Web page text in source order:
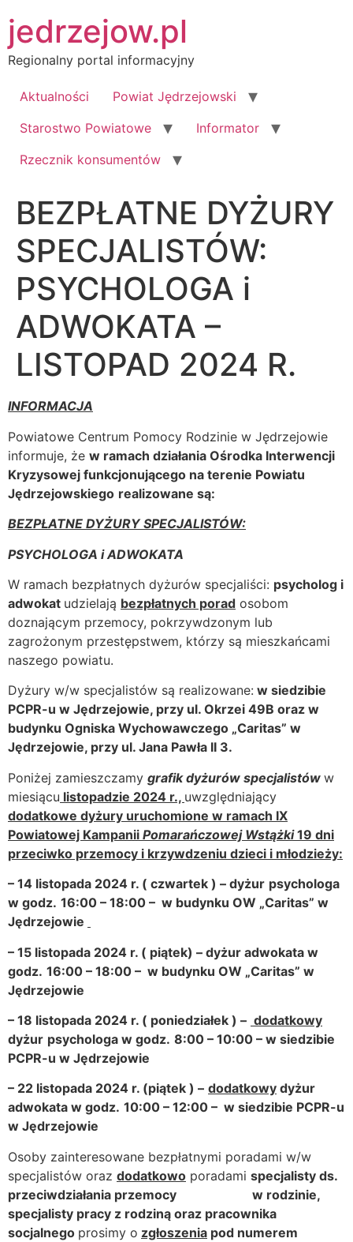
do
treści
jedrzejow.pl
Regionalny portal informacyjny
Aktualności
Powiat Jędrzejowski
Starostwo Powiatowe
Informator
Rzecznik konsumentów
BEZPŁATNE DYŻURY
SPECJALISTÓW:
PSYCHOLOGA i
ADWOKATA –
LISTOPAD 2024 R.
INFORMACJA
Powiatowe Centrum Pomocy Rodzinie w Jędrzejowie
informuje, że w ramach działania Ośrodka Interwencji
Kryzysowej funkcjonującego na terenie Powiatu
Jędrzejowskiego realizowane są:
BEZPŁATNE DYŻURY SPECJALISTÓW:
PSYCHOLOGA i ADWOKATA
W ramach bezpłatnych dyżurów specjaliści: psycholog i
adwokat udzielają bezpłatnych porad osobom
doznającym przemocy, pokrzywdzonym lub
zagrożonym przestępstwem, którzy są mieszkańcami
naszego powiatu.
Dyżury w/w specjalistów są realizowane: w siedzibie
PCPR-u w Jędrzejowie, przy ul. Okrzei 49B oraz w
budynku Ogniska Wychowawczego „Caritas” w
Jędrzejowie, przy ul. Jana Pawła II 3.
Poniżej zamieszczamy grafik dyżurów specjalistów w
miesiącu listopadzie 2024 r., uwzględniający
dodatkowe dyżury uruchomione w ramach IX
Powiatowej Kampanii Pomarańczowej Wstążki19 dni
przeciwko przemocy i krzywdzeniu dzieci i młodzieży:
– 14 listopada 2024 r. ( czwartek ) – dyżur psychologa
w godz. 16:00 – 18:00 – w budynku OW „Caritas” w
Jędrzejowie
– 15 listopada 2024 r. ( piątek) – dyżur adwokata w
godz. 16:00 – 18:00 – w budynku OW „Caritas” w
Jędrzejowie
– 18 listopada 2024 r. ( poniedziałek ) – dodatkowy
dyżur psychologa w godz. 8:00 – 10:00 – w siedzibie
PCPR-u w Jędrzejowie
– 22 listopada 2024 r. (piątek ) – dodatkowy dyżur
adwokata w godz. 10:00 – 12:00 – w siedzibie PCPR-u
w Jędrzejowie
Osoby zainteresowane bezpłatnymi poradami w/w
specjalistów oraz dodatkowo poradami specjalisty ds.
przeciwdziałania przemocy w rodzinie,
specjalisty pracy z rodziną oraz pracownika
socjalnego prosimy o zgłoszenia pod numerem